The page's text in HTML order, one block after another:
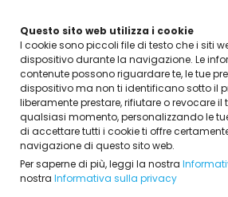
Questo sito web utilizza i cookie
I cookie sono piccoli file di testo che i siti
dispositivo durante la navigazione. Le
contenute possono riguardare te, le tue
dispositivo ma non ti identificano sotto il
liberamente prestare, rifiutare o revocare il
qualsiasi momento, personalizzando le
di accettare tutti i cookie ti offre
navigazione di questo sito web.
Per saperne di più, leggi la nostra
nostra Informativa sulla privacy
Home Dicono di Noi
Dicono di